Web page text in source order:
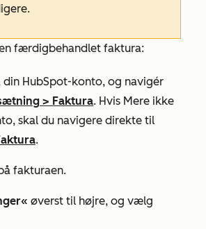
færdigbehandlet faktura:
din HubSpot-konto, og navigér
> Faktura. Hvis Mere ikke
skal du navigere direkte til
.
fakturaen.
øverst til højre, og vælg